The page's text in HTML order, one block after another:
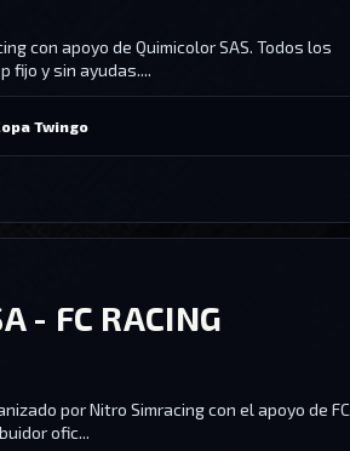
con apoyo de Quimicolor SAS. Todos los
fijo y sin ayudas....
Twingo
- FC RACING
por Nitro Simracing con el apoyo de FC
ofic...